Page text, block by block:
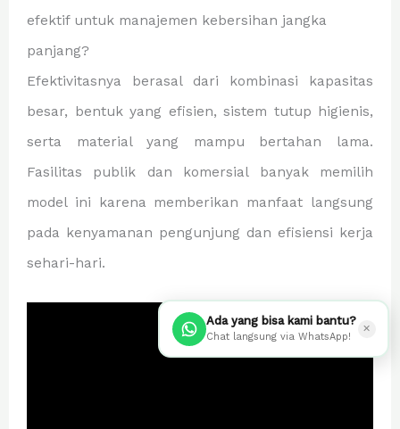
efektif untuk manajemen kebersihan jangka
panjang?
Efektivitasnya berasal dari kombinasi kapasitas
besar, bentuk yang efisien, sistem tutup higienis,
serta material yang mampu bertahan lama.
Fasilitas publik dan komersial banyak memilih
model ini karena memberikan manfaat langsung
pada kenyamanan pengunjung dan efisiensi kerja
sehari-hari.
Ada yang bisa kami bantu?
Chat langsung via WhatsApp!
✕